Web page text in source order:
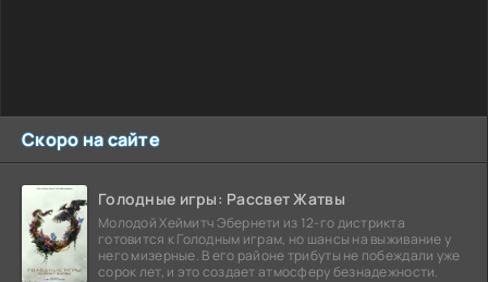
Скоро на сайте
Голодные игры: Рассвет Жатвы
Молодой Хеймитч Эбернети из 12-го дистрикта
готовится к Голодным играм, но шансы на выживание у
него мизерные. В его районе трибуты не побеждали уже
сорок лет, и это создает атмосферу безнадежности.